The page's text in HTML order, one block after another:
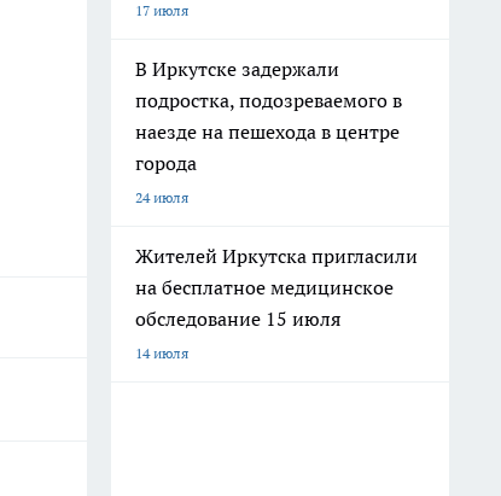
17 июля
В Иркутске задержали
подростка, подозреваемого в
наезде на пешехода в центре
города
24 июля
Жителей Иркутска пригласили
на бесплатное медицинское
обследование 15 июля
14 июля